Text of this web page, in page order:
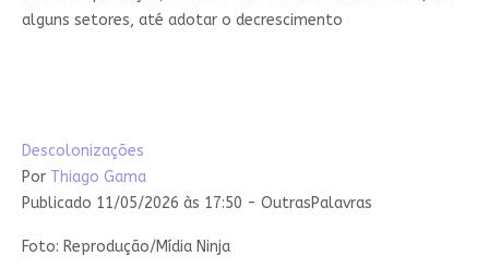
alguns setores, até adotar o decrescimento
Descolonizações
Por Thiago Gama
Publicado 11/05/2026 às 17:50 - OutrasPalavras
Foto: Reprodução/Mídia Ninja